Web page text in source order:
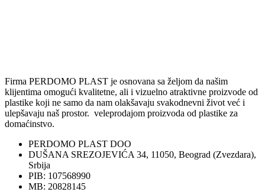
Firma PERDOMO PLAST je osnovana sa željom da našim
klijentima omogući kvalitetne, ali i vizuelno atraktivne proizvode od
plastike koji ne samo da nam olakšavaju svakodnevni život već i
ulepšavaju naš prostor. veleprodajom proizvoda od plastike za
domaćinstvo.
PERDOMO PLAST DOO
DUŠANA SREZOJEVIĆA 34, 11050, Beograd (Zvezdara),
Srbija
PIB: 107568990
MB: 20828145